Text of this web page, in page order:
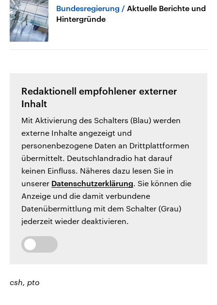
Bundesregierung
Aktuelle Berichte und
Hintergründe
Redaktionell empfohlener externer
Inhalt
Mit Aktivierung des Schalters (Blau) werden
externe Inhalte angezeigt und
personenbezogene Daten an Drittplattformen
übermittelt. Deutschlandradio hat darauf
keinen Einfluss. Näheres dazu lesen Sie in
unserer Datenschutzerklärung . Sie können die
Anzeige und die damit verbundene
Datenübermittlung mit dem Schalter (Grau)
jederzeit wieder deaktivieren.
csh, pto